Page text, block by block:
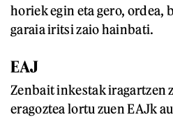
horiek egin eta gero, ordea,
garaia iritsi zaio hainbati.
EAJ
Zenbait inkestak iragartzen
eragoztea lortu zuen EAJk